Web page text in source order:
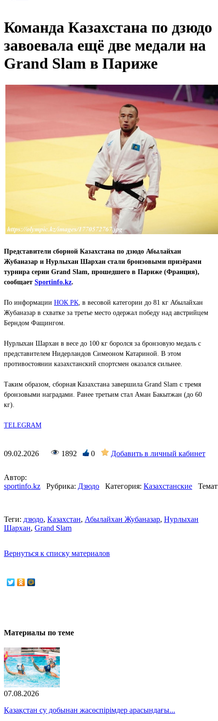
Команда Казахстана по дзюдо
завоевала ещё две медали на
Grand Slam в Париже
Представители сборной Казахстана по дзюдо Абылайхан
Жубаназар и Нурлыхан Шархан стали бронзовыми призёрами
турнира серии Grand Slam, прошедшего в Париже (Франция),
сообщает Sportinfo.kz.
По информации НОК РК , в весовой категории до 81 кг Абылайхан
Жубаназар в схватке за третье место одержал победу над австрийцем
Берндом Фащингом.
Нурлыхан Шархан в весе до 100 кг боролся за бронзовую медаль с
представителем Нидерландов Симеоном Катариной. В этом
противостоянии казахстанский спортсмен оказался сильнее.
Таким образом, сборная Казахстана завершила Grand Slam с тремя
бронзовыми наградами. Ранее третьим стал Аман Бакытжан (до 60
кг).
TELEGRAM
09.02.2026 1892 0 Добавить в личный кабинет
Автор:
sportinfo.kz
Рубрика: Дзюдо Категория: Казахстанские
Теги: дзюдо, Казахстан, Абылайхан Жубаназар, Нурлыхан
Шархан, Grand Slam
Вернуться к списку материалов
Материалы по теме
07.08.2026
Қазақстан су добынан жасөспірімдер арасындағы...